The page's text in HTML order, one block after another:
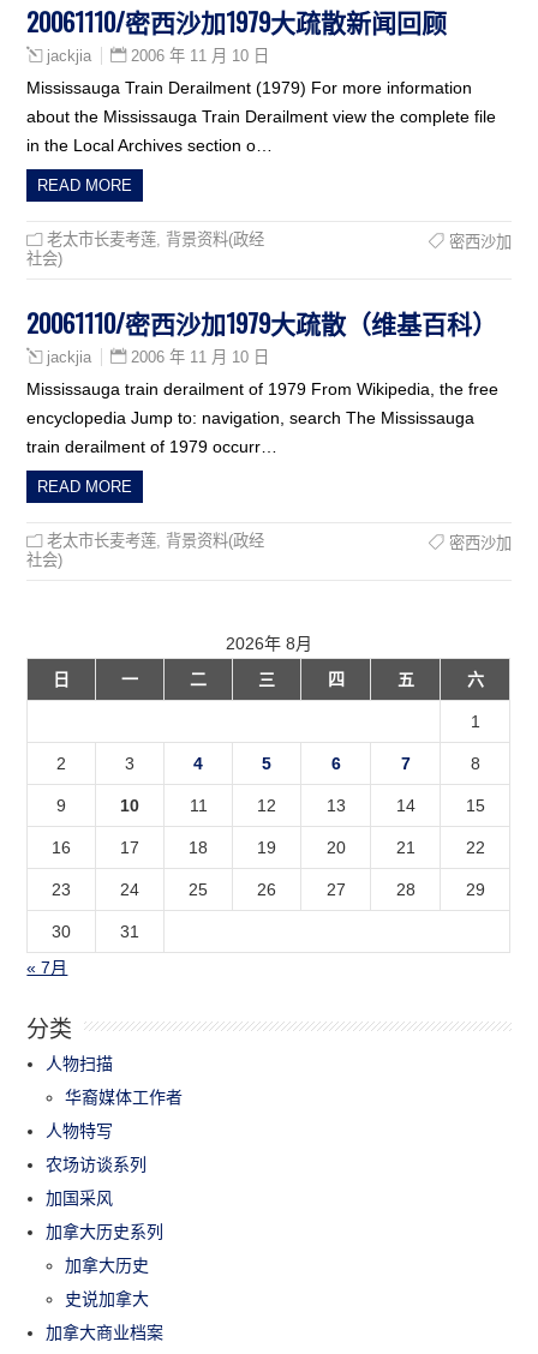
20061110/密西沙加1979大疏散新闻回顾
jackjia 2006 年 11 月 10 日
Mississauga Train Derailment (1979) For more information
about the Mississauga Train Derailment view the complete file
in the Local Archives section o…
READ MORE
老太市长麦考莲 背景资料(政经
社会)
密西沙加
20061110/密西沙加1979大疏散（维基百科）
jackjia 2006 年 11 月 10 日
Mississauga train derailment of 1979 From Wikipedia, the free
encyclopedia Jump to: navigation, search The Mississauga
train derailment of 1979 occurr…
READ MORE
老太市长麦考莲 背景资料(政经
社会)
密西沙加
2026年 8月
日
一 二 三 四 五 六
1
2 3 4 5 6 7 8
9 10 11 12 13 14 15
16 17 18 19 20 21 22
23 24 25 26 27 28 29
30
31
« 7月
分类
人物扫描
华裔媒体工作者
人物特写
农场访谈系列
加国采风
加拿大历史系列
加拿大历史
史说加拿大
加拿大商业档案